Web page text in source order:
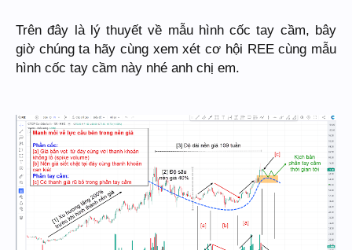
Trên đây là lý thuyết về mẫu hình cốc tay cầm, bây
giờ chúng ta hãy cùng xem xét cơ hội REE cùng mẫu
hình cốc tay cầm này nhé anh chị em.